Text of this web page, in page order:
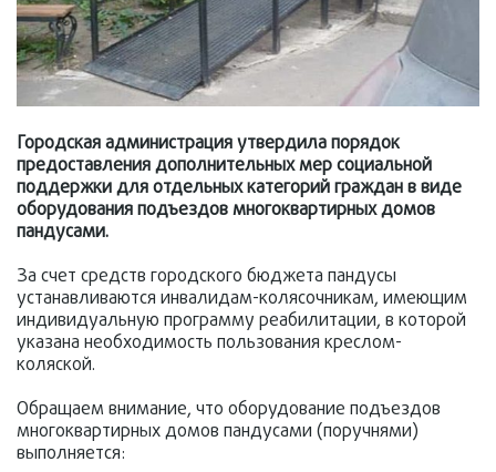
Городская администрация утвердила порядок
предоставления дополнительных мер социальной
поддержки для отдельных категорий граждан в виде
оборудования подъездов многоквартирных домов
пандусами.
За счет средств городского бюджета пандусы
устанавливаются инвалидам-колясочникам, имеющим
индивидуальную программу реабилитации, в которой
указана необходимость пользования креслом-
коляской.
Обращаем внимание, что оборудование подъездов
многоквартирных домов пандусами (поручнями)
выполняется: